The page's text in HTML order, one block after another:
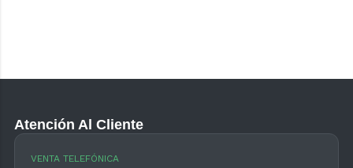
Atención Al Cliente
VENTA TELEFÓNICA